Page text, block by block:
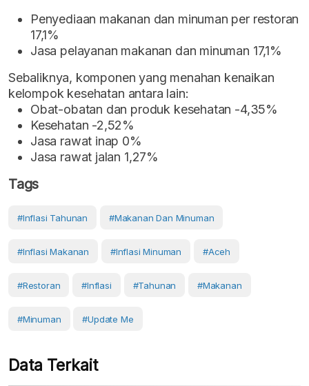
Penyediaan makanan dan minuman per restoran
17,1%
Jasa pelayanan makanan dan minuman 17,1%
Sebaliknya, komponen yang menahan kenaikan
kelompok kesehatan antara lain:
Obat-obatan dan produk kesehatan -4,35%
Kesehatan -2,52%
Jasa rawat inap 0%
Jasa rawat jalan 1,27%
Tags
#inflasi Tahunan #makanan Dan Minuman
#inflasi Makanan #inflasi Minuman #Aceh
#Restoran #Inflasi #Tahunan #Makanan
#Minuman #Update Me
Data Terkait